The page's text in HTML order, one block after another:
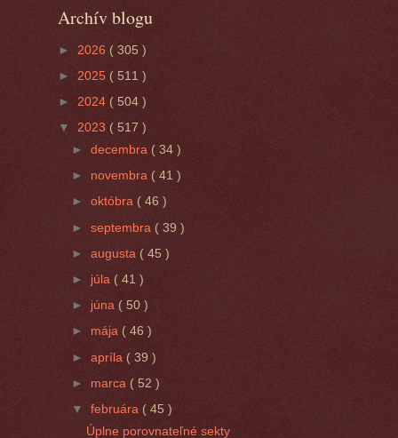
Archív blogu
► 2026 ( 305 )
► 2025 ( 511 )
► 2024 ( 504 )
▼ 2023 ( 517 )
►decembra ( 34 )
► novembra ( 41 )
►októbra ( 46 )
►septembra( 39 )
►augusta ( 45 )
► júla ( 41 )
► júna ( 50 )
► mája( 46 )
►apríla ( 39 )
► marca ( 52 )
▼februára ( 45 )
Úplne porovnateľné sekty